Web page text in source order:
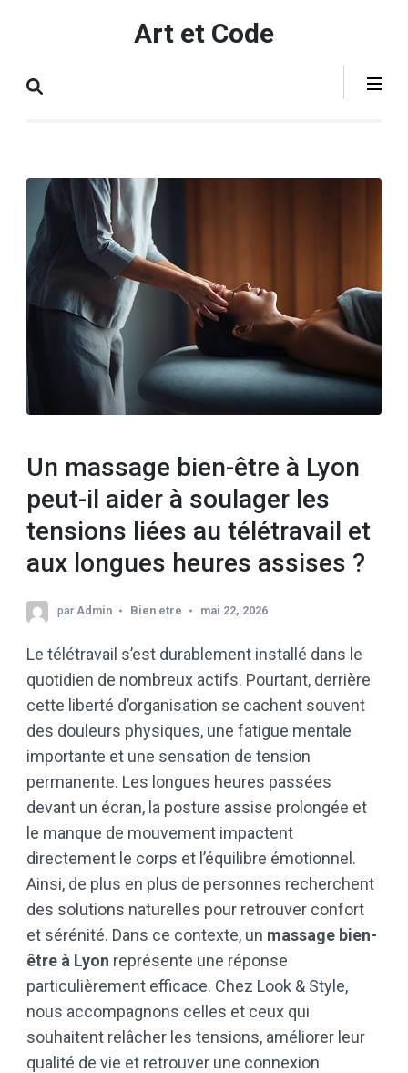
(Pressez
Art et Code
Un massage bien-être à Lyon
peut-il aider à soulager les
tensions liées au télétravail et
aux longues heures assises ?
par Admin Bien etre mai 22, 2026
Le télétravail s’est durablement installé dans le
quotidien de nombreux actifs. Pourtant, derrière
cette liberté d’organisation se cachent souvent
des douleurs physiques, une fatigue mentale
importante et une sensation de tension
permanente. Les longues heures passées
devant un écran, la posture assise prolongée et
le manque de mouvement impactent
directement le corps et l’équilibre émotionnel.
Ainsi, de plus en plus de personnes recherchent
des solutions naturelles pour retrouver confort
et sérénité. Dans ce contexte, un massage bien-
être à Lyon représente une réponse
particulièrement efficace. Chez Look & Style,
nous accompagnons celles et ceux qui
souhaitent relâcher les tensions, améliorer leur
qualité de vie et retrouver une connexion